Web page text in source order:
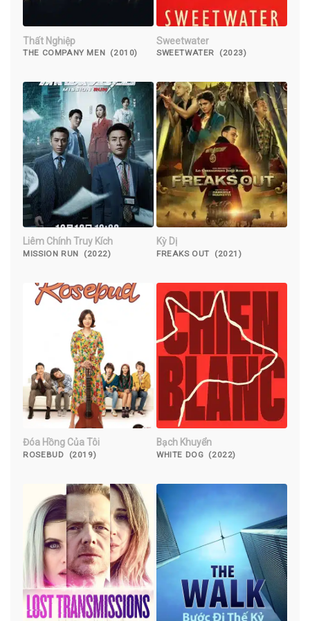
Thất Nghiệp
THE COMPANY MEN (2010)
Sweetwater
SWEETWATER (2023)
Liêm Chính Truy Kích
MISSION RUN (2022)
Kỳ Dị
FREAKS OUT (2021)
Đóa Hồng Của Tôi
ROSEBUD (2019)
Bạch Khuyển
WHITE DOG (2022)